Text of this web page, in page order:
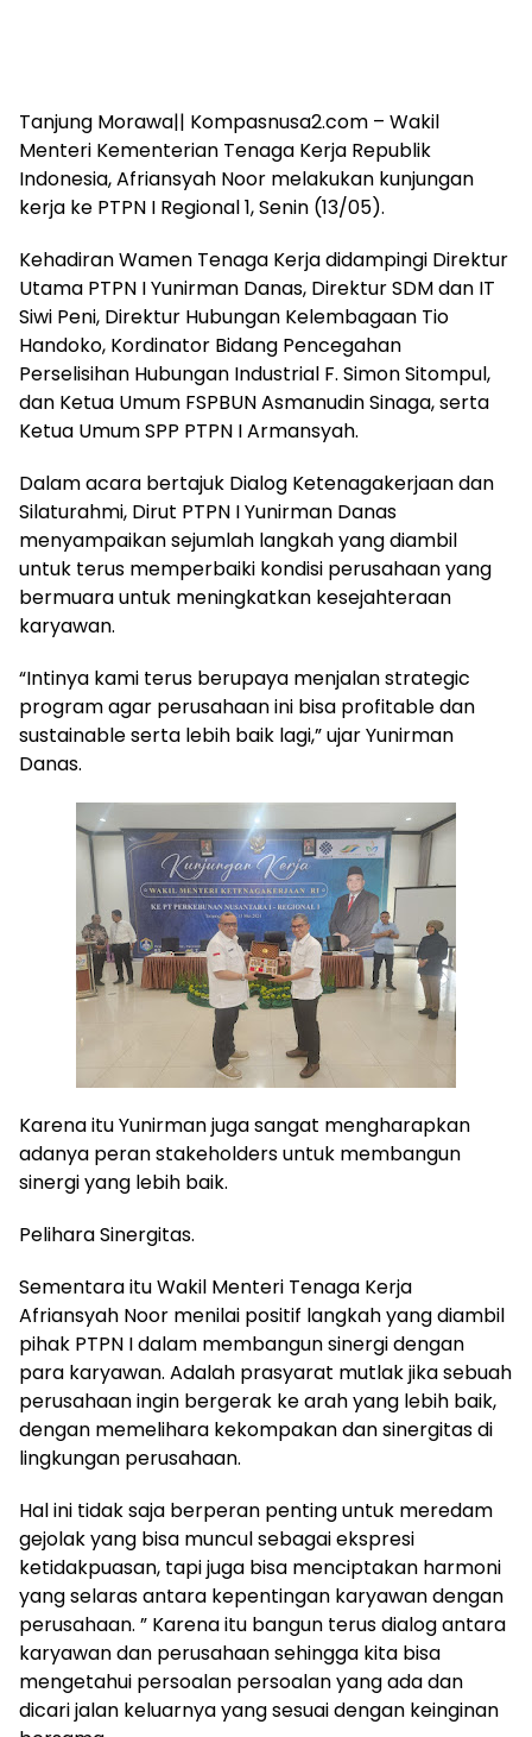
Tanjung Morawa|| Kompasnusa2.com – Wakil
Menteri Kementerian Tenaga Kerja Republik
Indonesia, Afriansyah Noor melakukan kunjungan
kerja ke PTPN I Regional 1, Senin (13/05).
Kehadiran Wamen Tenaga Kerja didampingi Direktur
Utama PTPN I Yunirman Danas, Direktur SDM dan IT
Siwi Peni, Direktur Hubungan Kelembagaan Tio
Handoko, Kordinator Bidang Pencegahan
Perselisihan Hubungan Industrial F. Simon Sitompul,
dan Ketua Umum FSPBUN Asmanudin Sinaga, serta
Ketua Umum SPP PTPN I Armansyah.
Dalam acara bertajuk Dialog Ketenagakerjaan dan
Silaturahmi, Dirut PTPN I Yunirman Danas
menyampaikan sejumlah langkah yang diambil
untuk terus memperbaiki kondisi perusahaan yang
bermuara untuk meningkatkan kesejahteraan
karyawan.
“Intinya kami terus berupaya menjalan strategic
program agar perusahaan ini bisa profitable dan
sustainable serta lebih baik lagi,” ujar Yunirman
Danas.
Karena itu Yunirman juga sangat mengharapkan
adanya peran stakeholders untuk membangun
sinergi yang lebih baik.
Pelihara Sinergitas.
Sementara itu Wakil Menteri Tenaga Kerja
Afriansyah Noor menilai positif langkah yang diambil
pihak PTPN I dalam membangun sinergi dengan
para karyawan. Adalah prasyarat mutlak jika sebuah
perusahaan ingin bergerak ke arah yang lebih baik,
dengan memelihara kekompakan dan sinergitas di
lingkungan perusahaan.
Hal ini tidak saja berperan penting untuk meredam
gejolak yang bisa muncul sebagai ekspresi
ketidakpuasan, tapi juga bisa menciptakan harmoni
yang selaras antara kepentingan karyawan dengan
perusahaan. ” Karena itu bangun terus dialog antara
karyawan dan perusahaan sehingga kita bisa
mengetahui persoalan persoalan yang ada dan
dicari jalan keluarnya yang sesuai dengan keinginan